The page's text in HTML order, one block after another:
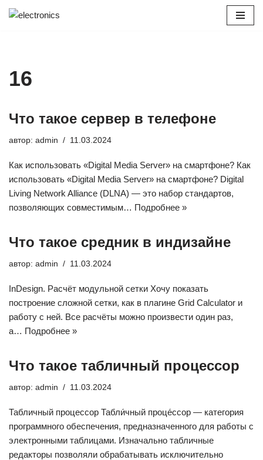
16
Что такое сервер в телефоне
автор: admin 11.03.2024
Как использовать «Digital Media Server» на смартфоне? Как
использовать «Digital Media Server» на смартфоне? Digital
Living Network Alliance (DLNA) — это набор стандартов,
позволяющих совместимым… Подробнее »
Что такое средник в индизайне
автор: admin 11.03.2024
InDesign. Расчёт модульной сетки Хочу показать
построение сложной сетки, как в плагине Grid Calculator и
работу с ней. Все расчёты можно произвести один раз,
а… Подробнее »
Что такое табличный процессор
автор: admin 11.03.2024
Табличный процессор Табли́чный проце́ссор — категория
программного обеспечения, предназначенного для работы с
электронными таблицами. Изначально табличные
редакторы позволяли обрабатывать исключительно